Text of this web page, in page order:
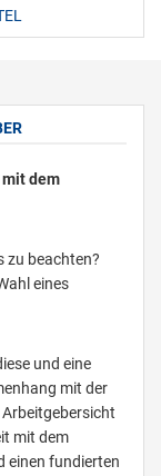
dem
zu beachten?
eines
und eine
mit der
mit dem
einen fundierten